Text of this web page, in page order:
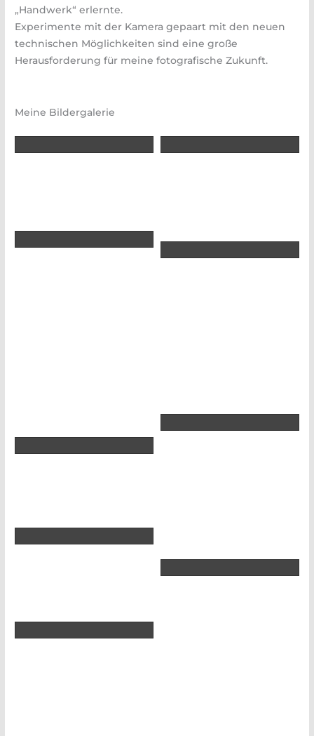
„Handwerk“ erlernte.
Experimente mit der Kamera gepaart mit den neuen
technischen Möglichkeiten sind eine große
Herausforderung für meine fotografische Zukunft.
Meine Bildergalerie